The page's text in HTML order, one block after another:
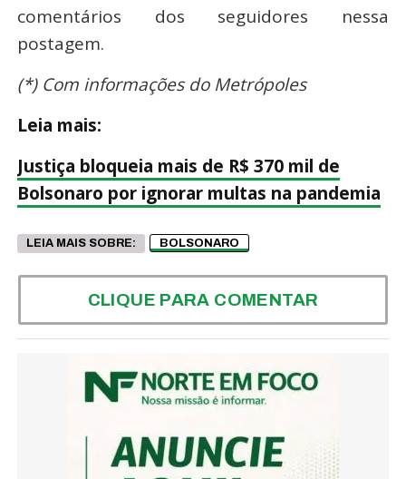
comentários dos seguidores nessa
postagem.
(*) Com informações do Metrópoles
Leia mais:
Justiça bloqueia mais de R$ 370 mil de
Bolsonaro por ignorar multas na pandemia
LEIA MAIS SOBRE: BOLSONARO
CLIQUE PARA COMENTAR